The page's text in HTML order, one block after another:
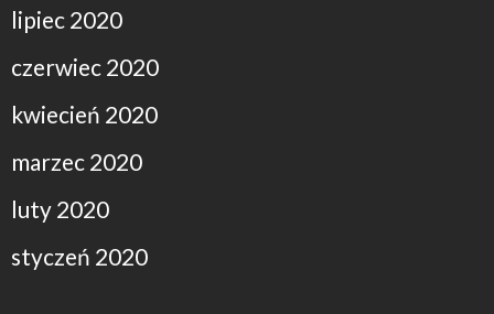
lipiec 2020
czerwiec 2020
kwiecień 2020
marzec 2020
luty 2020
styczeń 2020